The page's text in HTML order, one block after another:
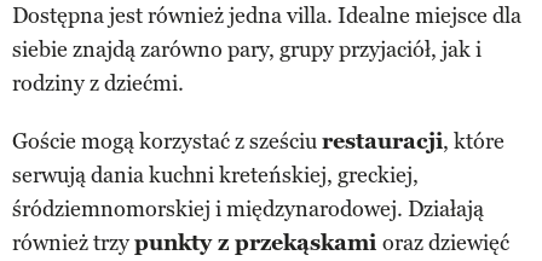
Dostępna jest również jedna villa. Idealne miejsce dla
siebie znajdą zarówno pary, grupy przyjaciół, jak i
rodziny z dziećmi.
Goście mogą korzystać z sześciurestauracji, które
serwują dania kuchni kreteńskiej, greckiej,
śródziemnomorskiej i międzynarodowej. Działają
również trzypunkty z przekąskami oraz dziewięć